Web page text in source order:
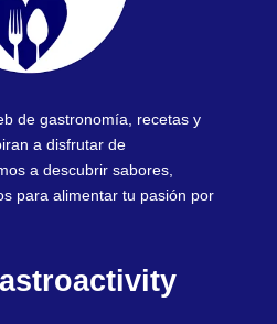
de gastronomía, recetas y
a disfrutar de
a descubrir sabores,
para alimentar tu pasión por